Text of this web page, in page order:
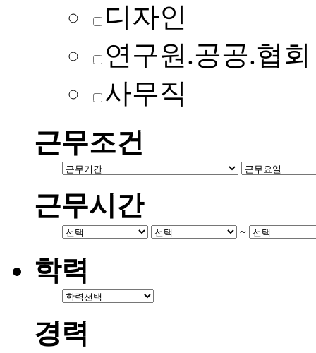
디자인
연구원.공공.협회
사무직
근무조건
근무시간
~
학력
경력